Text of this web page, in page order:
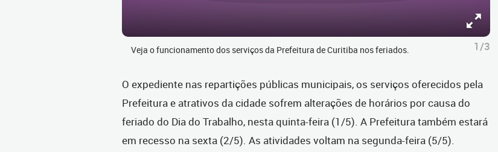
Veja o funcionamento dos serviços da Prefeitura de Curitiba nos feriados. 1/3
O expediente nas repartições públicas municipais, os serviços oferecidos pela
Prefeitura e atrativos da cidade sofrem alterações de horários por causa do
feriado do Dia do Trabalho, nesta quinta-feira (1/5). A Prefeitura também estará
em recesso na sexta (2/5). As atividades voltam na segunda-feira (5/5).